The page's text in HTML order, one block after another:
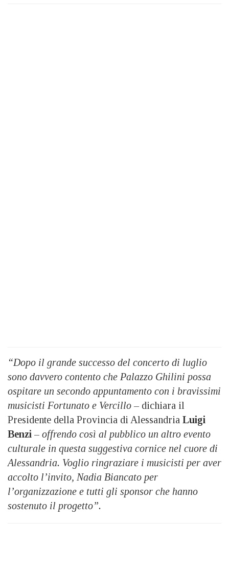
“Dopo il grande successo del concerto di luglio
sono davvero contento che Palazzo Ghilini possa
ospitare un secondo appuntamento con i bravissimi
musicisti Fortunato e Vercillo – dichiara il
Presidente della Provincia di Alessandria Luigi
Benzi – offrendo così al pubblico un altro evento
culturale in questa suggestiva cornice nel cuore di
Alessandria. Voglio ringraziare i musicisti per aver
accolto l’invito, Nadia Biancato per
l’organizzazione e tutti gli sponsor che hanno
sostenuto il progetto”.